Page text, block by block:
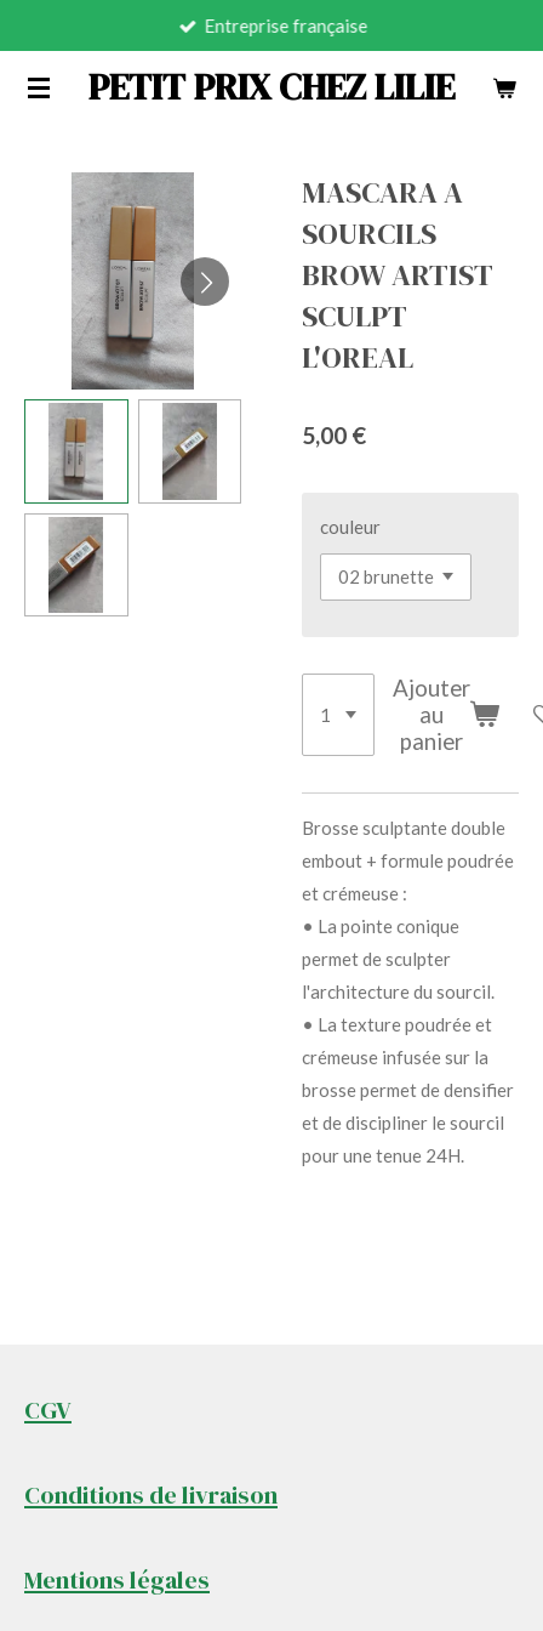
contenu
PETIT PRIX CHEZ LILIE
Entreprise française
MASCARA A
SOURCILS
BROW ARTIST
SCULPT
L'OREAL
5,00 €
couleur
Ajouter
au
panier
Brosse sculptante double
embout + formule poudrée
et crémeuse :
• La pointe conique
permet de sculpter
l'architecture du sourcil.
• La texture poudrée et
crémeuse infusée sur la
brosse permet de densifier
et de discipliner le sourcil
pour une tenue 24H.
CGV
Conditions de livraison
Mentions légales